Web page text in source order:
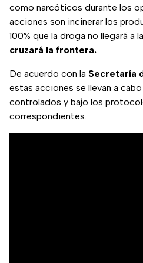
como narcóticos durante los
acciones son incinerar los
100% que la droga no llegará a
cruzará la frontera.
De acuerdo con la Secretaría
estas acciones se llevan a
controlados y bajo los
correspondientes.